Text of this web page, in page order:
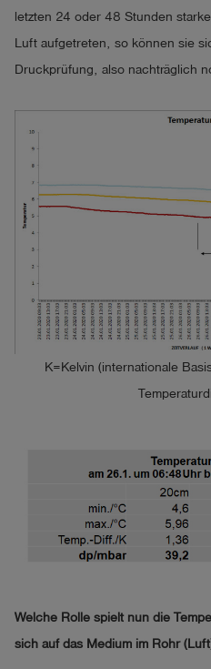
letzten 24 oder 48 Stunden
Luft aufgetreten, so können sie
Druckprüfung, also nachträglich
K=Kelvin (internationale
Welche Rolle spielt nun die
sich auf das Medium im Rohr